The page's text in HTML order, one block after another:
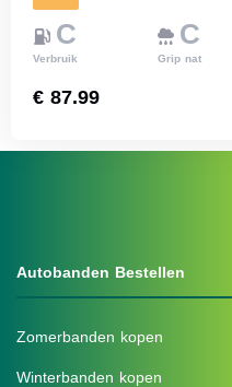
C
Verbruik
C
Grip nat
€ 87.99
Autobanden Bestellen
Zomerbanden kopen
Winterbanden kopen